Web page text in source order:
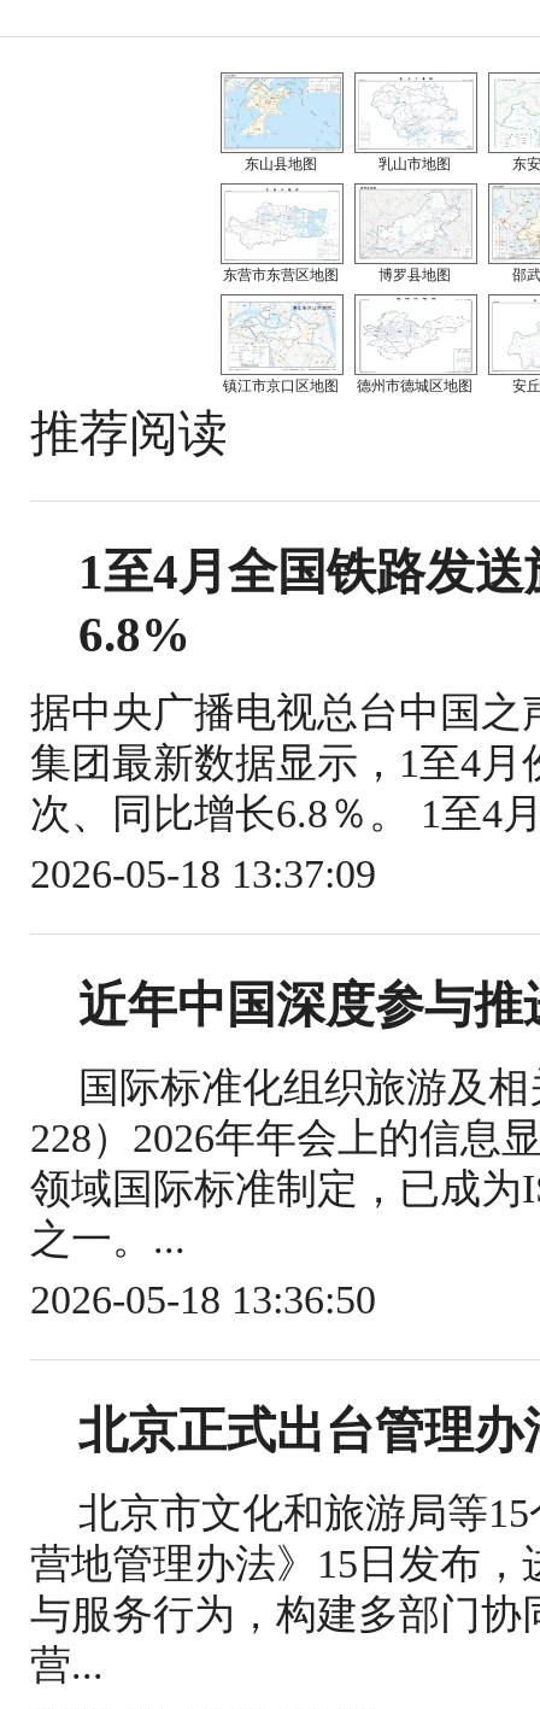
东山县地图 乳山市地图 东
东营市东营区地图 博罗县地图 邵
镇江市京口区地图 德州市德城区地图 安
推荐阅读
1至4月全国铁路发
6.8%
据中央广播电视总台中国
集团最新数据显示，1至4月
次、同比增长6.8％。 1至4
2026-05-18 13:37:09
近年中国深度参与
国际标准化组织旅游及
228）2026年年会上的信息
领域国际标准制定，已成为
之一。...
2026-05-18 13:36:50
北京正式出台管理
北京市文化和旅游局等
营地管理办法》15日发布
与服务行为，构建多部门
营...